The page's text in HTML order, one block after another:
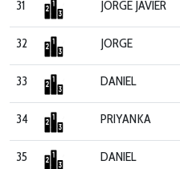
31 JORGE JAVIER
32 JORGE
33 DANIEL
34 PRIYANKA
35 DANIEL